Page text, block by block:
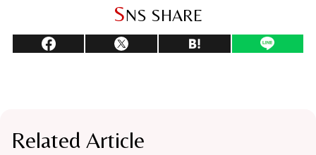
SNS SHARE
Related Article